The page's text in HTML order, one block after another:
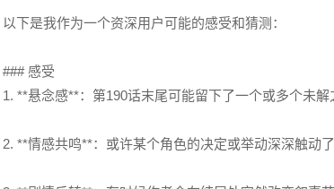
以下是我作为一个资深用户可能的感受和猜测：
### 感受
1. **悬念感**：第190话末尾可能留下了一个或多个未
2. **情感共鸣**：或许某个角色的决定或举动深深触动